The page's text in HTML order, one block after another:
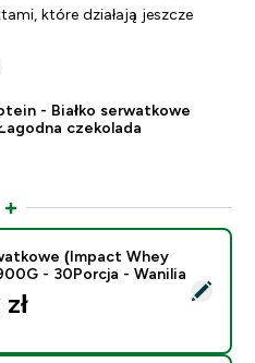
które działają jeszcze
- Białko serwatkowe
czekolada
Białko Serwatkowe (Impact
(Impact Whey
- 30Porcja - Wanilia